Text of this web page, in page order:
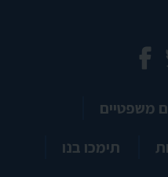
משפטיים
תימכו בנו